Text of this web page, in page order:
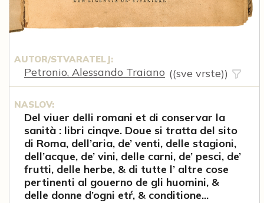
AUTOR/STVARATELJ:
Petronio, Alessando Traiano ((sve vrste))
NASLOV:
Del viuer delli romani et di conservar la
sanità : libri cinqve. Doue si tratta del sito
di Roma, dell’aria, de’ venti, delle stagioni,
dell’acque, de’ vini, delle carni, de’ pesci, de’
frutti, delle herbe, & di tutte l’ altre cose
pertinenti al gouerno de gli huomini, &
delle donne d’ogni etŕ, & conditione...